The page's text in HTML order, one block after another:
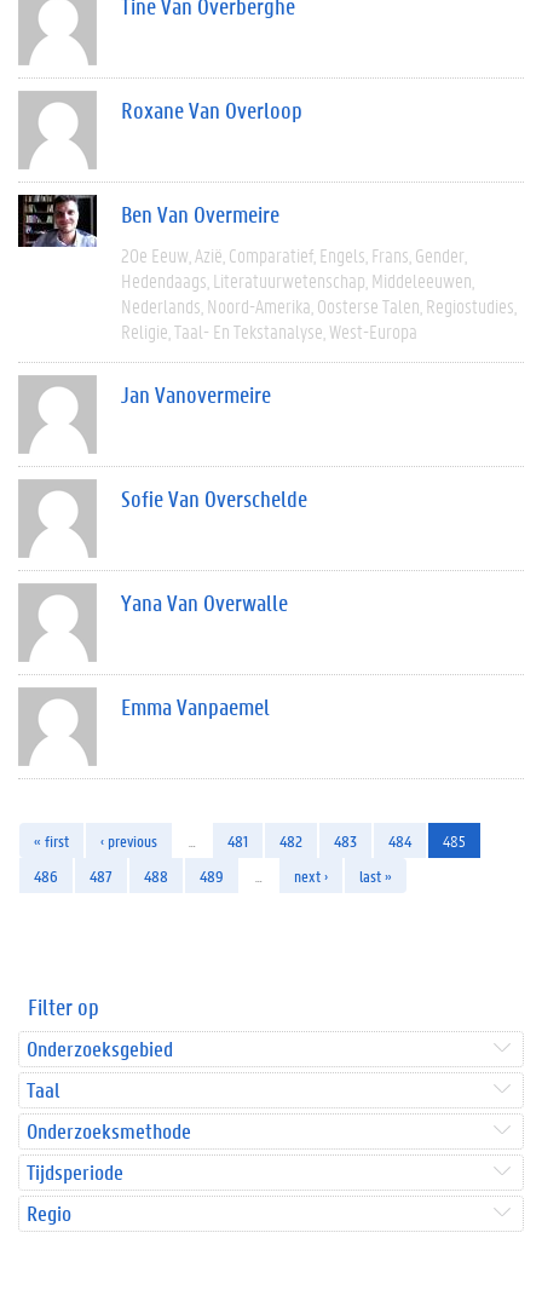
Roxane Van Overloop
Ben Van Overmeire
20e Eeuw Azië Comparatief Engels Frans Gender
Hedendaags Literatuurwetenschap Middeleeuwen
Nederlands Noord-Amerika Oosterse Talen Regiostudies
Religie Taal- En Tekstanalyse West-Europa
Jan Vanovermeire
Sofie Van Overschelde
Yana Van Overwalle
Emma Vanpaemel
« first ‹ previous 481 482 483 484
485
486
487 488 489 next › last »
Filter op
Onderzoeksgebied
Taal
Onderzoeksmethode
Tijdsperiode
Regio